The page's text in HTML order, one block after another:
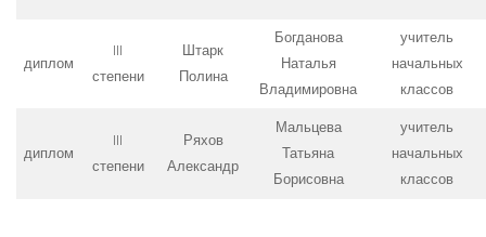
диплом
III
степени
Штарк
Полина
Богданова
Наталья
Владимировна
учитель
начальных
классов
диплом
III
степени
Ряхов
Александр
Мальцева
Татьяна
Борисовна
учитель
начальных
классов